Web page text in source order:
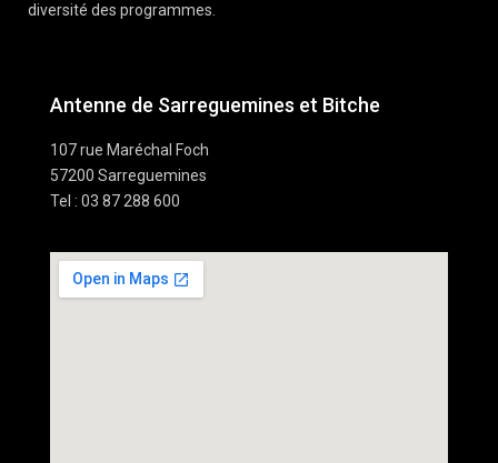
diversité des programmes.
Antenne de Sarreguemines et Bitche
107 rue Maréchal Foch
57200 Sarreguemines
Tel : 03 87 288 600